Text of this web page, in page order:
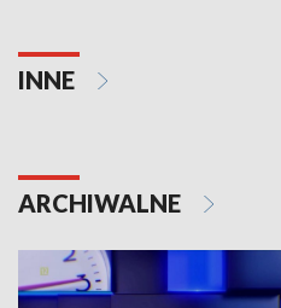
INNE
ARCHIWALNE